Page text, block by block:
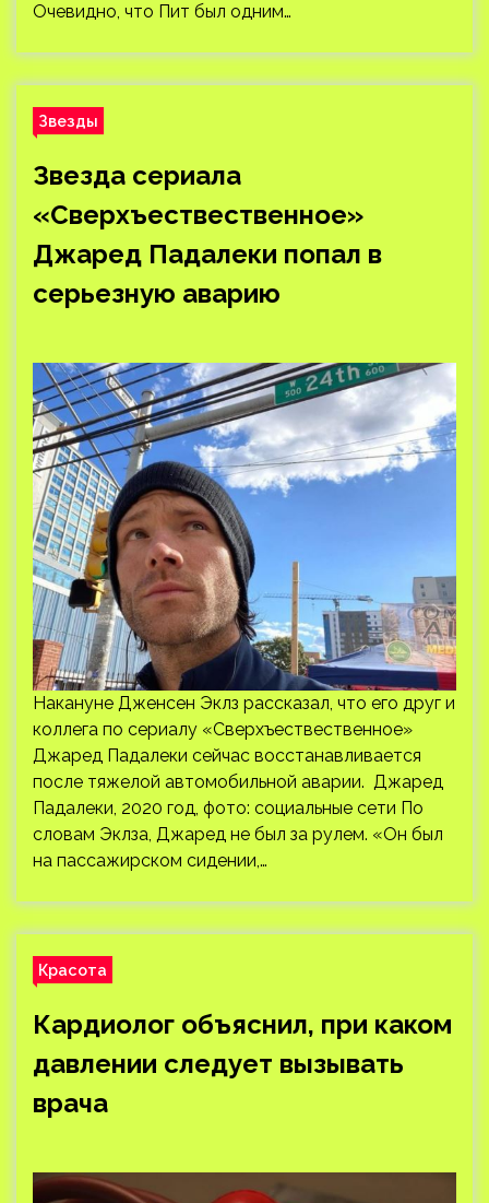
Очевидно, что Пит был одним…
Звезды
Звезда сериала
«Сверхъествественное»
Джаред Падалеки попал в
серьезную аварию
Накануне Дженсен Эклз рассказал, что его друг и
коллега по сериалу «Сверхъествественное»
Джаред Падалеки сейчас восстанавливается
после тяжелой автомобильной аварии. Джаред
Падалеки, 2020 год, фото: социальные сети По
словам Эклза, Джаред не был за рулем. «Он был
на пассажирском сидении,…
Красота
Кардиолог объяснил, при каком
давлении следует вызывать
врача